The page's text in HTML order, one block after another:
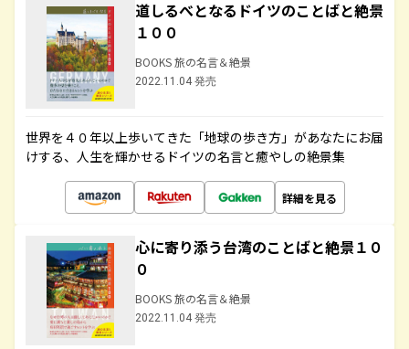
道しるべとなるドイツのことばと絶景
１００
BOOKS 旅の名言＆絶景
2022.11.04 発売
世界を４０年以上歩いてきた「地球の歩き方」があなたにお届
けする、人生を輝かせるドイツの名言と癒やしの絶景集
詳細を見る
心に寄り添う台湾のことばと絶景１０
０
BOOKS 旅の名言＆絶景
2022.11.04 発売